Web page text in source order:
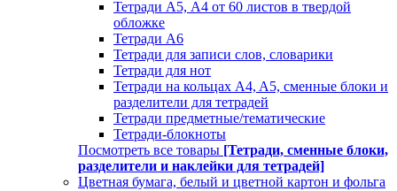
Тетради А5, А4 от 60 листов в твердой
обложке
Тетради А6
Тетради для записи слов, словарики
Тетради для нот
Тетради на кольцах A4, A5, сменные блоки и
разделители для тетрадей
Тетради предметные/тематические
Тетради-блокноты
Посмотреть все товары [Тетради, сменные блоки,
разделители и наклейки для тетрадей]
Цветная бумага, белый и цветной картон и фольга